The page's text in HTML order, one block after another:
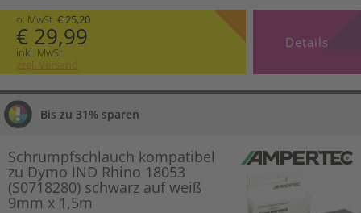
o. MwSt. € 25,20
€ 29,99
inkl. MwSt.
zzgl. Versand
Details
Bis zu 31% sparen
Schrumpfschlauch kompatibel
zu Dymo IND Rhino 18053
(S0718280) schwarz auf weiß
9mm x 1,5m